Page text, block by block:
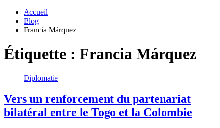
Accueil
Blog
Francia Márquez
Étiquette : Francia Márquez
Diplomatie
Vers un renforcement du partenariat
bilatéral entre le Togo et la Colombie